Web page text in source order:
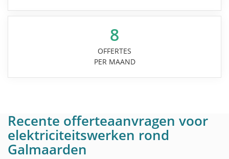
8
OFFERTES
PER MAAND
Recente offerteaanvragen voor
elektriciteitswerken rond
Galmaarden